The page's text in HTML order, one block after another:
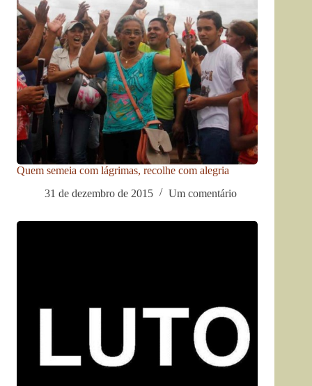
Quem semeia com lágrimas, recolhe com alegria
31 de dezembro de 2015
Um comentário